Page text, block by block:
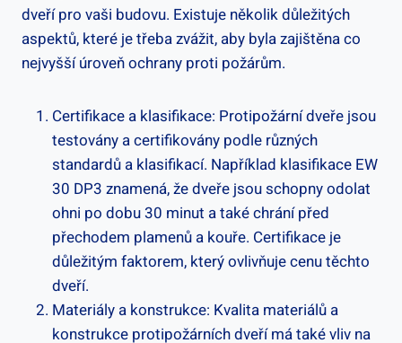
dveří pro vaši budovu. Existuje několik důležitých
aspektů, které je třeba zvážit, aby byla zajištěna co
nejvyšší úroveň ochrany proti požárům.
Certifikace a klasifikace: Protipožární dveře jsou
testovány a certifikovány podle různých
standardů a klasifikací. Například klasifikace EW
30 DP3 znamená, že dveře jsou schopny odolat
ohni po dobu 30 minut a také chrání před
přechodem plamenů a kouře. Certifikace je
důležitým faktorem, který ovlivňuje cenu těchto
dveří.
Materiály a konstrukce: Kvalita materiálů a
konstrukce protipožárních dveří má také vliv na